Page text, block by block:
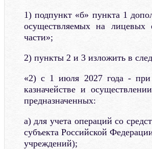
1) подпункт «б» пункта 1
осуществляемых на лицевых
части»;
2) пункты 2 и 3 изложить в
«2) с 1 июля 2027 года - при
казначействе и
предназначенных:
а) для учета операций со
субъекта Российской
учреждений);